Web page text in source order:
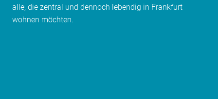
alle, die zentral und dennoch lebendig in Frankfurt
wohnen möchten.